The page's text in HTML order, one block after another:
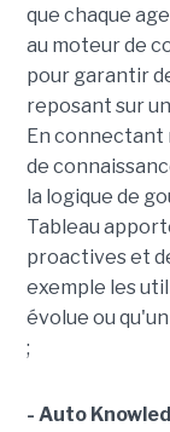
que chaque
au moteur de
pour garantir
reposant sur
En connectant
de
la logique de
Tableau
proactives et
exemple les
évolue ou
;
- Auto